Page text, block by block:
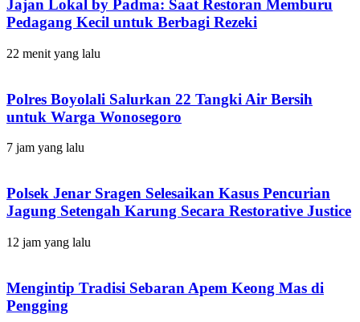
Jajan Lokal by Padma: Saat Restoran Memburu
Pedagang Kecil untuk Berbagi Rezeki
22 menit yang lalu
Polres Boyolali Salurkan 22 Tangki Air Bersih
untuk Warga Wonosegoro
7 jam yang lalu
Polsek Jenar Sragen Selesaikan Kasus Pencurian
Jagung Setengah Karung Secara Restorative Justice
12 jam yang lalu
Mengintip Tradisi Sebaran Apem Keong Mas di
Pengging